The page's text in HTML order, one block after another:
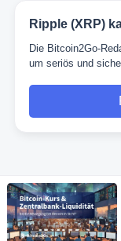
Ripple (XRP)
Die Bitcoin2Go-
um seriös und